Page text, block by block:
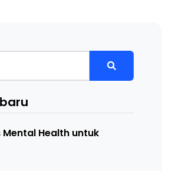
Mental Health untuk